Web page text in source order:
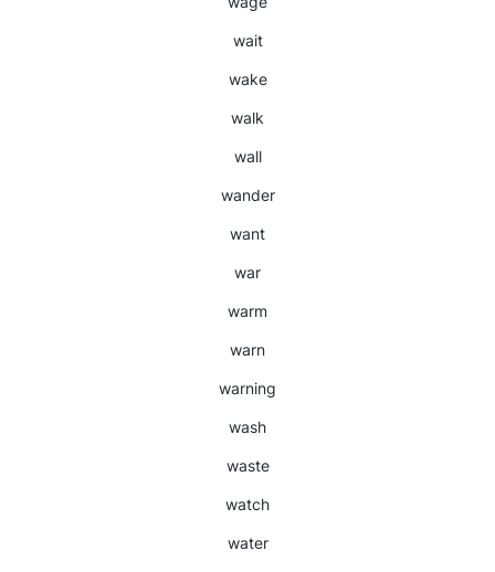
wait
wake
walk
wall
wander
want
war
warm
warn
warning
wash
waste
watch
water